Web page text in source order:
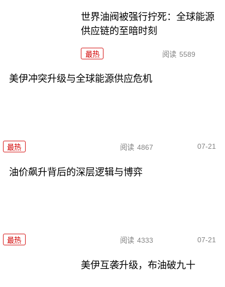
世界油阀被强行拧死：全球能源
供应链的至暗时刻
最热 阅读 5589
美伊冲突升级与全球能源供应危机
最热 阅读 4867 07-21
油价飙升背后的深层逻辑与博弈
最热 阅读 4333 07-21
美伊互袭升级，布油破九十